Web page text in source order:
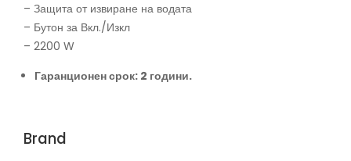
– Защита от извиране на водата
– Бутон за Вкл./Изкл
– 2200 W
Гаранционен срок: 2 години.
Brand